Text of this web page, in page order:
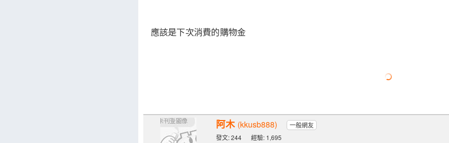
應該是下次消費的購物金
阿木 (kkusb888)
一般網友
發文: 244
經驗: 1,695